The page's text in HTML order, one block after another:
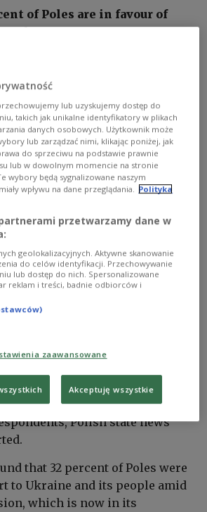
of Poles are in favour of
from war-torn
to a new survey, a drop of
points from a month earlier.
Orthodox Christmas at an event in the
6, 2023.
PAP/Marcin Obara
of respondents believe that
by pollster CBOS found
out from October 2 to 11
Polish state news
.
that 32 percent of Poles were
to Ukraine and its people amid
which is now in its
lub uzyskujemy dostęp do
takich jak unikalne identyfikatory w plikach
danych osobowych. Użytkownik może
lub zarządzać nimi, klikając poniżej, jak
do sprzeciwu na podstawie prawnie
lub w dowolnym momencie na stronie
wybory będą sygnalizowane naszym
wpływu na dane przeglądania. Polityka
przetwarzamy dane w
geolokalizacyjnych. Aktywne skanowanie
do celów identyfikacji. Przechowywanie
lub dostęp do nich. Spersonalizowane
reklam i treści, badnie odbiorców i
zaawansowane
Akceptuję wszystkie